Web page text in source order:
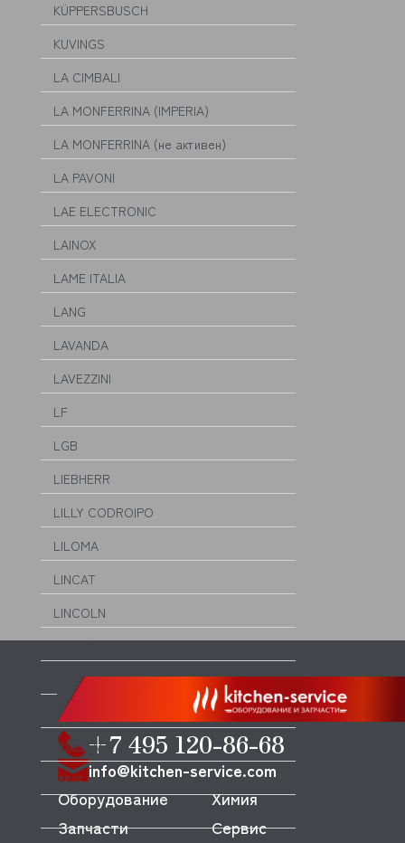
KÜPPERSBUSCH
KUVINGS
LA CIMBALI
LA MONFERRINA (IMPERIA)
LA MONFERRINA (не активен)
LA PAVONI
LAE ELECTRONIC
LAINOX
LAME ITALIA
LANG
LAVANDA
LAVEZZINI
LF
LGB
LIEBHERR
LILLY CODROIPO
LILOMA
LINCAT
LINCOLN
LOTUS
LOZAMET
LUCIFER-PARKER
LUXSTAHL
M&M
MACAP
+7 495 120-86-68
info@kitchen-service.com
Оборудование
Запчасти
Химия
Сервис